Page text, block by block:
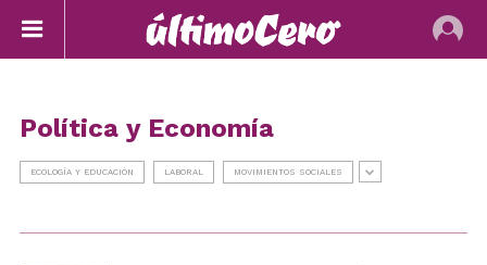
Política y Economía
ECOLOGÍA Y EDUCACIÓN LABORAL MOVIMIENTOS SOCIALES